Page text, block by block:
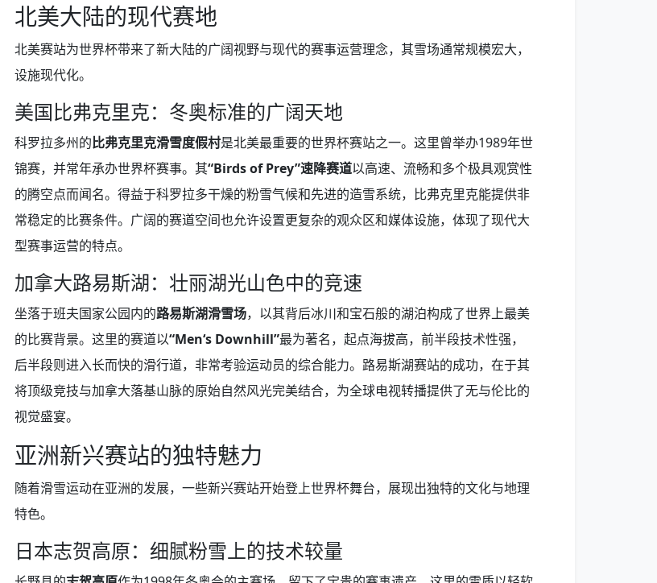
北美大陆的现代赛地
北美赛站为世界杯带来了新大陆的广阔视野与现代的赛事运营理念，其雪场通常规模宏大，
设施现代化。
美国比弗克里克：冬奥标准的广阔天地
科罗拉多州的比弗克里克滑雪度假村是北美最重要的世界杯赛站之一。这里曾举办1989年世
锦赛，并常年承办世界杯赛事。其“Birds of Prey”速降赛道以高速、流畅和多个极具观赏性
的腾空点而闻名。得益于科罗拉多干燥的粉雪气候和先进的造雪系统，比弗克里克能提供非
常稳定的比赛条件。广阔的赛道空间也允许设置更复杂的观众区和媒体设施，体现了现代大
型赛事运营的特点。
加拿大路易斯湖：壮丽湖光山色中的竞速
坐落于班夫国家公园内的路易斯湖滑雪场，以其背后冰川和宝石般的湖泊构成了世界上最美
的比赛背景。这里的赛道以“Men‘s Downhill”最为著名，起点海拔高，前半段技术性强，
后半段则进入长而快的滑行道，非常考验运动员的综合能力。路易斯湖赛站的成功，在于其
将顶级竞技与加拿大落基山脉的原始自然风光完美结合，为全球电视转播提供了无与伦比的
视觉盛宴。
亚洲新兴赛站的独特魅力
随着滑雪运动在亚洲的发展，一些新兴赛站开始登上世界杯舞台，展现出独特的文化与地理
特色。
日本志贺高原：细腻粉雪上的技术较量